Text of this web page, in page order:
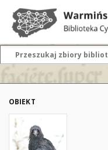
OBIEKT